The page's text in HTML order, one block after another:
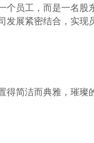
员工，而是一名
展紧密结合，实
洁而典雅，璀璨